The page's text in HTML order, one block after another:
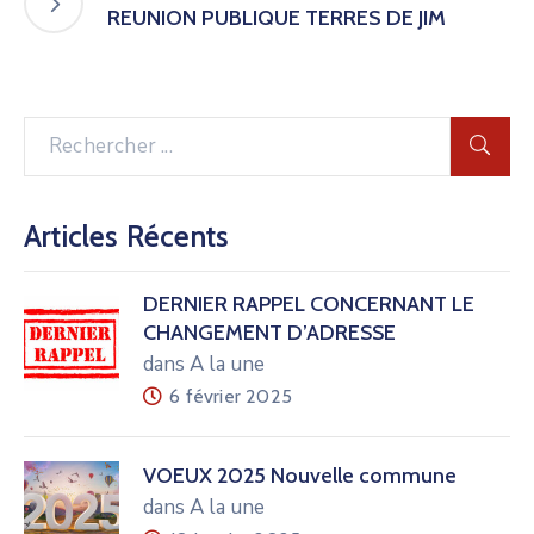
REUNION PUBLIQUE TERRES DE JIM
Articles Récents
DERNIER RAPPEL CONCERNANT LE
CHANGEMENT D’ADRESSE
dans A la une
6 février 2025
VOEUX 2025 Nouvelle commune
dans A la une